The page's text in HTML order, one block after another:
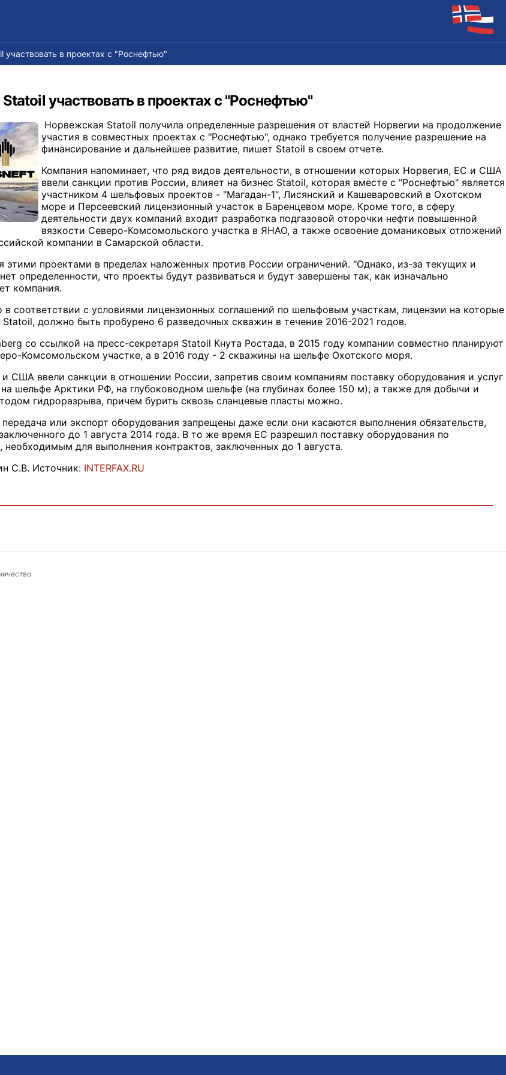
участвовать в проектах с "Роснефтью"
участвовать в проектах с "Роснефтью"
Норвежская Statoil получила определенные разрешения от властей Норвегии на продолжение
участия в совместных проектах с "Роснефтью", однако требуется получение разрешение на
финансирование и дальнейшее развитие, пишет Statoil в своем отчете.
Компания напоминает, что ряд видов деятельности, в отношении которых Норвегия, ЕС и США
ввели санкции против России, влияет на бизнес Statoil, которая вместе с "Роснефтью" является
участником 4 шельфовых проектов - "Магадан-1", Лисянский и Кашеваровский в Охотском
море и Персеевский лицензионный участок в Баренцевом море. Кроме того, в сферу
деятельности двух компаний входит разработка подгазовой оторочки нефти повышенной
вязкости Северо-Комсомольского участка в ЯНАО, а также освоение доманиковых отложений
компании в Самарской области.
этими проектами в пределах наложенных против России ограничений. "Однако, из-за текущих и
определенности, что проекты будут развиваться и будут завершены так, как изначально
компания.
в соответствии с условиями лицензионных соглашений по шельфовым участкам, лицензии на которые
должно быть пробурено 6 разведочных скважин в течение 2016-2021 годов.
со ссылкой на пресс-секретаря Statoil Кнута Ростада, в 2015 году компании совместно планируют
Комсомольском участке, а в 2016 году - 2 скважины на шельфе Охотского моря.
США ввели санкции в отношении России, запретив своим компаниям поставку оборудования и услуг
шельфе Арктики РФ, на глубоководном шельфе (на глубинах более 150 м), а также для добычи и
гидроразрыва, причем бурить сквозь сланцевые пласты можно.
или экспорт оборудования запрещены даже если они касаются выполнения обязательств,
до 1 августа 2014 года. В то же время ЕС разрешил поставку оборудования по
для выполнения контрактов, заключенных до 1 августа.
С.В. Источник: INTERFAX.RU